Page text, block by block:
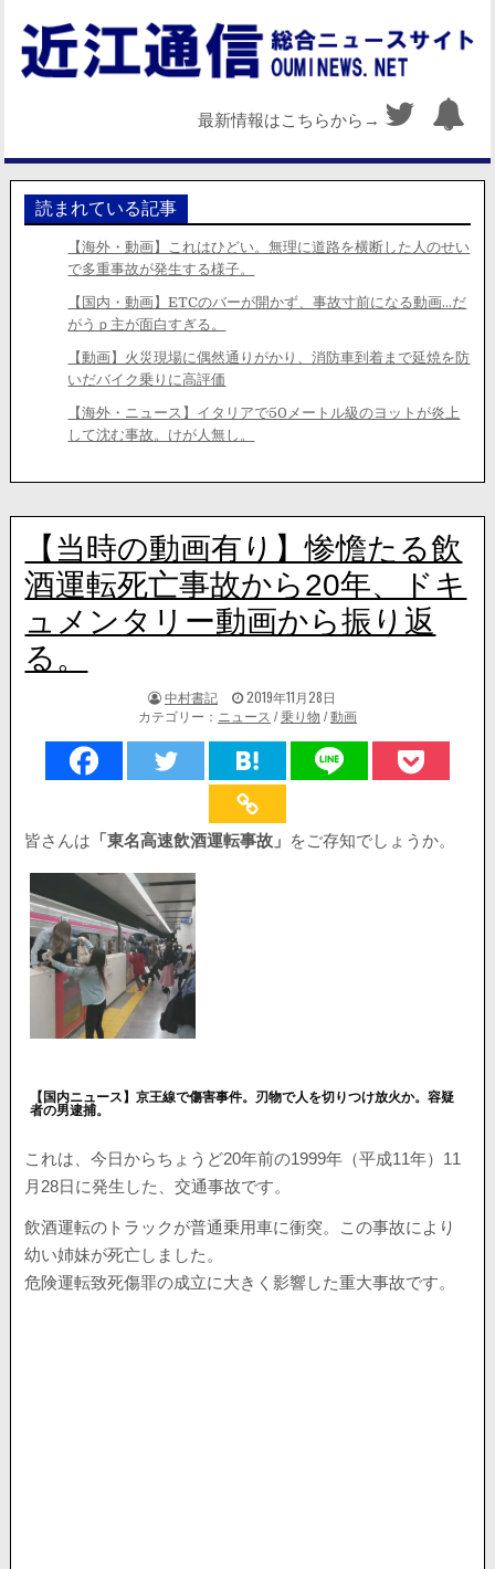
最新情報はこちらから→
読まれている記事
【海外・動画】これはひどい。無理に道路を横断した人のせい
で多重事故が発生する様子。
【国内・動画】ETCのバーが開かず、事故寸前になる動画…だ
がうｐ主が面白すぎる。
【動画】火災現場に偶然通りがかり、消防車到着まで延焼を防
いだバイク乗りに高評価
【海外・ニュース】イタリアで50メートル級のヨットが炎上
して沈む事故。けが人無し。
【当時の動画有り】惨憺たる飲
酒運転死亡事故から20年、ドキ
ュメンタリー動画から振り返
る。
著
者:
中村書記
掲
載
日：
2019年11月28日
カテゴリー： ニュース /乗り物 /動画
皆さんは 「東名高速飲酒運転事故」 をご存知でしょうか。
【国内ニュース】京王線で傷害事件。刃物で人を切りつけ放火か。容疑
者の男逮捕。
これは、今日からちょうど20年前の1999年（平成11年）11
月28日に発生した、交通事故です。
飲酒運転のトラックが普通乗用車に衝突。この事故により
幼い姉妹が死亡しました。
危険運転致死傷罪の成立に大きく影響した重大事故です。